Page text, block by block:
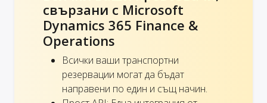
свързани с Microsoft
Dynamics 365 Finance &
Operations
Всички ваши транспортни
резервации могат да бъдат
направени по един и същ начин.